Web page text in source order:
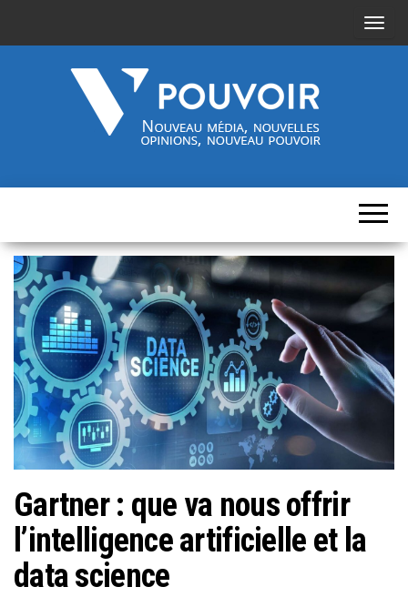
A
r
m
a
s
u
e
a
média,
nouveau
pouvoir
Gartner : que va nous offrir
l’intelligence artificielle et la
data science